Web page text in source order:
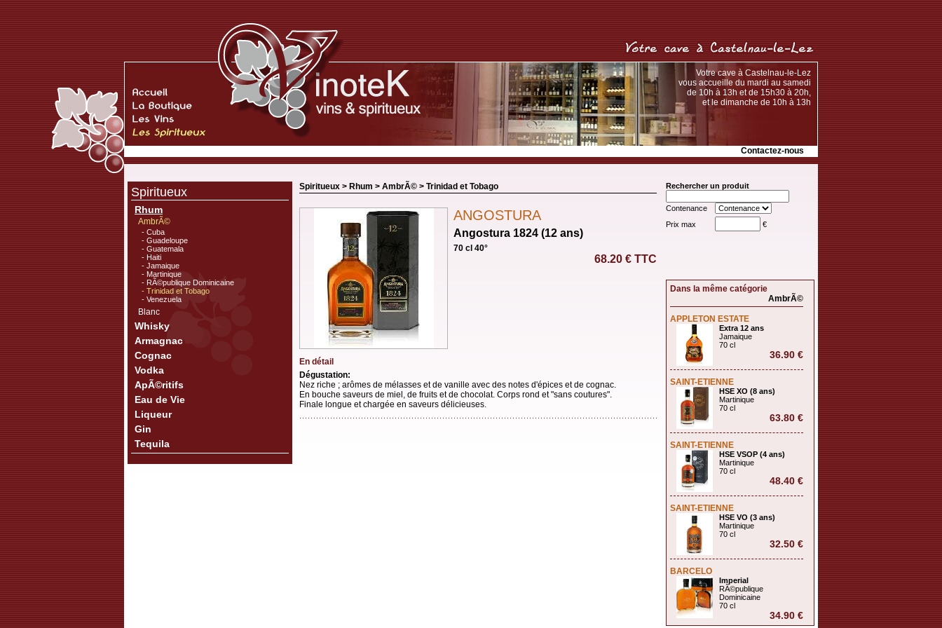
Votre cave à Castelnau-le-Lez
vous accueille du mardi au samedi
de 10h à 13h et de 15h30 à 20h,
et le dimanche de 10h à 13h
Contactez-nous
Spiritueux
Rhum
AmbrÃ©
- Cuba
- Guadeloupe
- Guatemala
- Haiti
- Jamaique
- Martinique
- RÃ©publique Dominicaine
- Trinidad et Tobago
- Venezuela
Blanc
Whisky
Armagnac
Cognac
Vodka
ApÃ©ritifs
Eau de Vie
Liqueur
Gin
Tequila
Spiritueux > Rhum > AmbrÃ© > Trinidad et Tobago
ANGOSTURA
Angostura 1824 (12 ans)
70 cl 40°
68.20 € TTC
En détail
Dégustation:
Nez riche ; arômes de mélasses et de vanille avec des notes d'épices et de cognac.
En bouche saveurs de miel, de fruits et de chocolat. Corps rond et "sans coutures".
Finale longue et chargée en saveurs délicieuses.
Rechercher un produit
Contenance
Prix max
€
Dans la même catégorie
AmbrÃ©
APPLETON ESTATE
Extra 12 ans
Jamaique
70 cl
36.90 €
SAINT-ETIENNE
HSE XO (8 ans)
Martinique
70 cl
63.80 €
SAINT-ETIENNE
HSE VSOP (4 ans)
Martinique
70 cl
48.40 €
SAINT-ETIENNE
HSE VO (3 ans)
Martinique
70 cl
32.50 €
BARCELO
Imperial
RÃ©publique
Dominicaine
70 cl
34.90 €